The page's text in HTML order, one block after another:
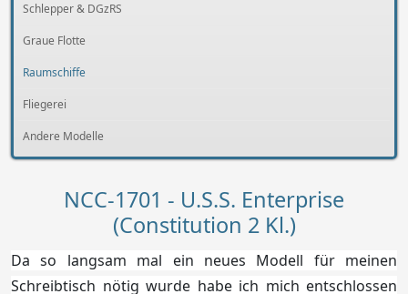
Schlepper & DGzRS
Graue Flotte
Raumschiffe
Fliegerei
Andere Modelle
NCC-1701 - U.S.S. Enterprise
(Constitution 2 Kl.)
Da so langsam mal ein neues Modell für meinen
Schreibtisch nötig wurde habe ich mich entschlossen